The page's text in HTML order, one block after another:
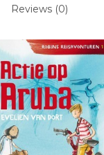
Reviews (0)